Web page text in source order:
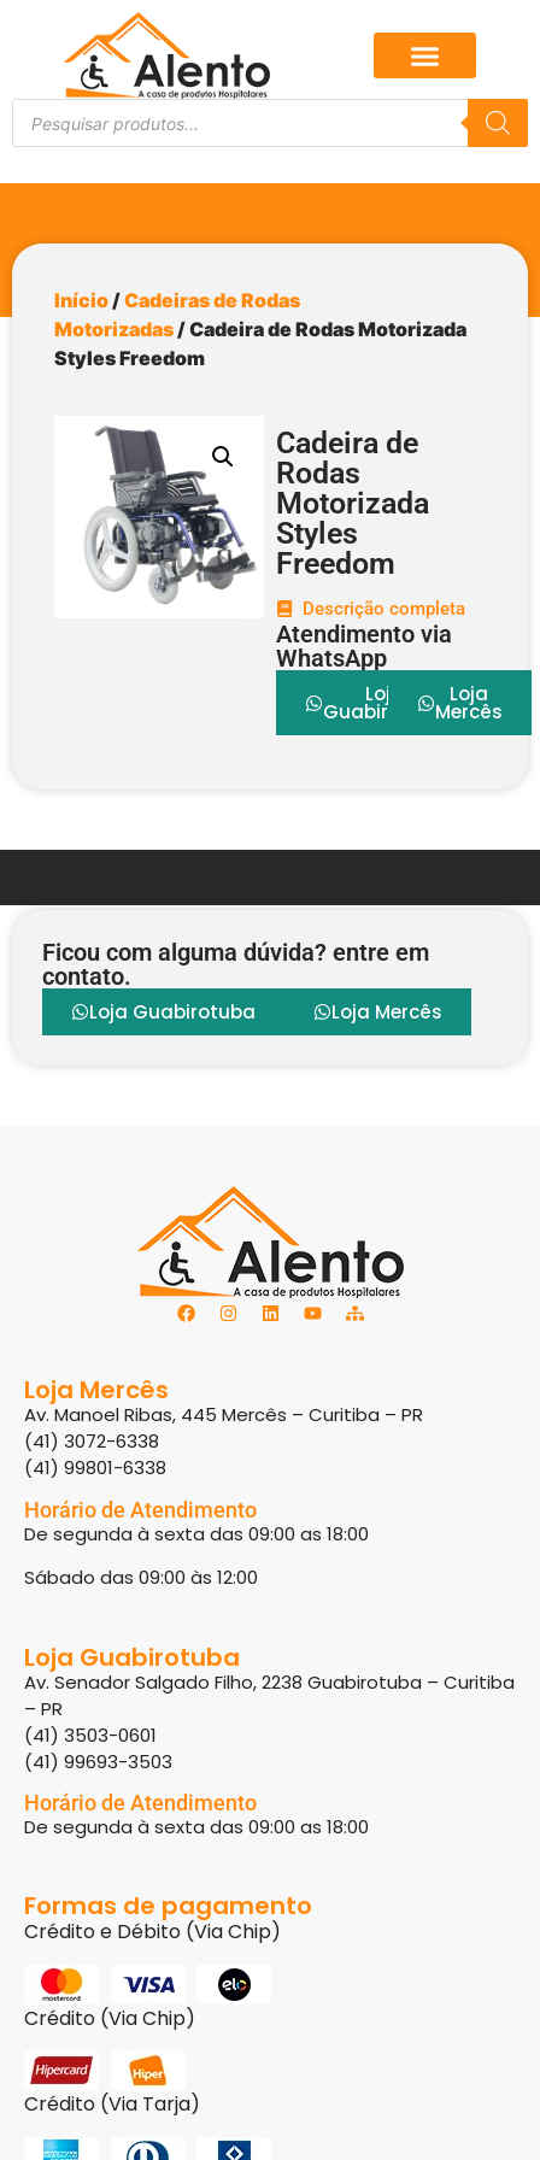
Início/Cadeiras de Rodas
Motorizadas/ Cadeira de Rodas Motorizada
Styles Freedom
Cadeira de
Rodas
Motorizada
Styles
Freedom
Descrição completa
Atendimento via
WhatsApp
Loja
Guabirotuba
Loja
Mercês
Ficou com alguma dúvida? entre em
contato.
Loja Guabirotuba Loja Mercês
Loja Mercês
Av. Manoel Ribas, 445 Mercês – Curitiba – PR
(41) 3072-6338
(41) 99801-6338
Horário de Atendimento
De segunda à sexta das 09:00 as 18:00
Sábado das 09:00 às 12:00
Loja Guabirotuba
Av. Senador Salgado Filho, 2238 Guabirotuba – Curitiba
– PR
(41) 3503-0601
(41) 99693-3503
Horário de Atendimento
De segunda à sexta das 09:00 as 18:00
Formas de pagamento
Crédito e Débito (Via Chip)
Crédito (Via Chip)
Crédito (Via Tarja)